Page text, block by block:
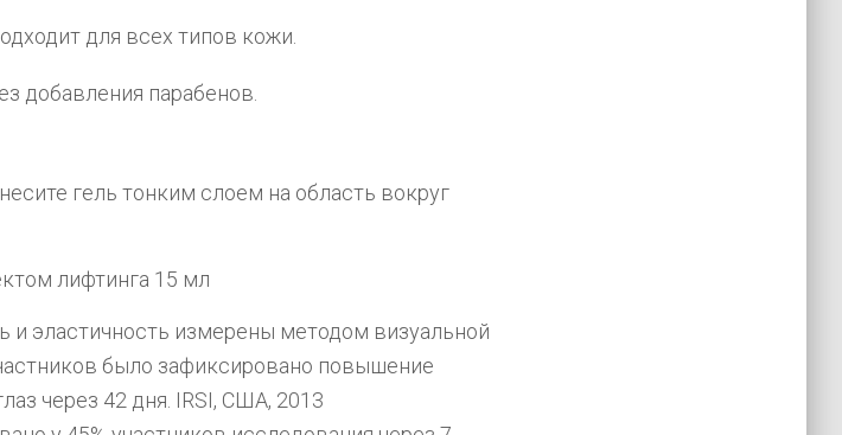
для всех типов кожи.
добавления парабенов.
гель тонким слоем на область вокруг
лифтинга 15 мл
и эластичность измерены методом визуальной
было зафиксировано повышение
через 42 дня. IRSI, США, 2013